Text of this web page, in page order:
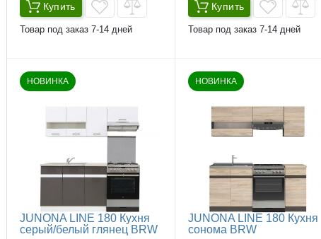
Купить
Товар под заказ 7-14 дней
Купить
Товар под заказ 7-14 дней
НОВИНКА
JUNONA LINE 180 Кухня
серый/белый глянец BRW
НОВИНКА
JUNONA LINE 180 Кухня
сонома BRW